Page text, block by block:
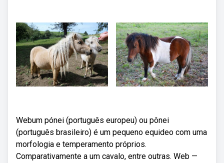
Webum pónei (português europeu) ou pônei
(português brasileiro) é um pequeno equideo com uma
morfologia e temperamento próprios.
Comparativamente a um cavalo, entre outras. Web —